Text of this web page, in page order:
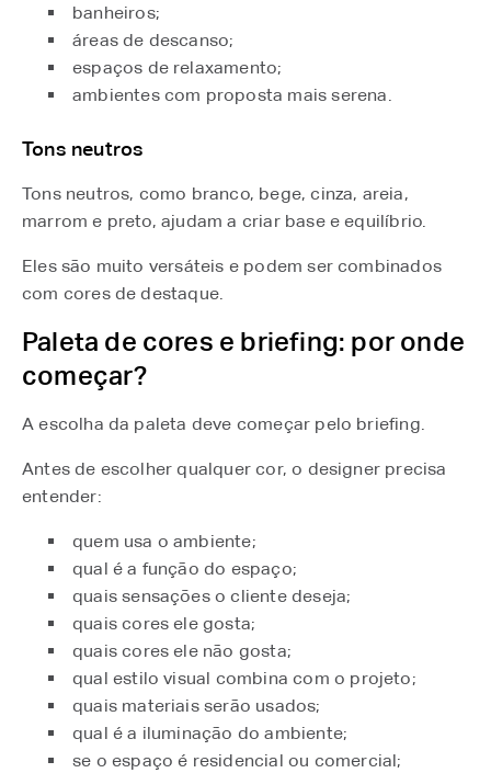
banheiros;
áreas de descanso;
espaços de relaxamento;
ambientes com proposta mais serena.
Tons neutros
Tons neutros, como branco, bege, cinza, areia,
marrom e preto, ajudam a criar base e equilíbrio.
Eles são muito versáteis e podem ser combinados
com cores de destaque.
Paleta de cores e briefing: por onde
começar?
A escolha da paleta deve começar pelo briefing.
Antes de escolher qualquer cor, o designer precisa
entender:
quem usa o ambiente;
qual é a função do espaço;
quais sensações o cliente deseja;
quais cores ele gosta;
quais cores ele não gosta;
qual estilo visual combina com o projeto;
quais materiais serão usados;
qual é a iluminação do ambiente;
se o espaço é residencial ou comercial;